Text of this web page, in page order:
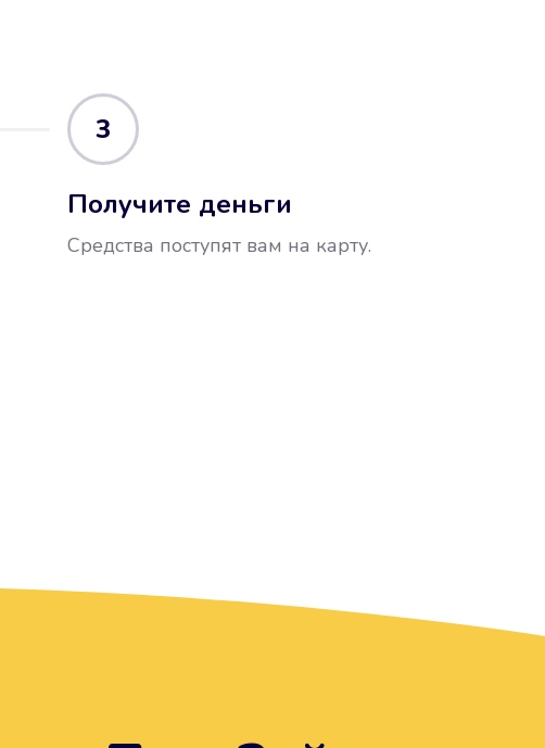
3
Получите деньги
Средства поступят вам на карту.